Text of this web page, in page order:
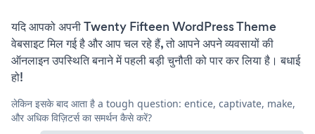
यदि आपको अपनी Twenty Fifteen WordPress Theme
वेबसाइट मिल गई है और आप चल रहे हैं, तो आपने अपने व्यवसायों की
ऑनलाइन उपस्थिति बनाने में पहली बड़ी चुनौती को पार कर लिया है। बधाई
हो!
लेकिन इसके बाद आता है a tough question: entice, captivate, make,
और अधिक विज़िटर्स का समर्थन कैसे करें?